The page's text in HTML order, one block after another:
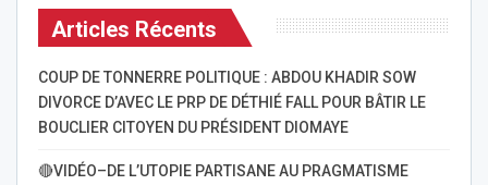
Articles Récents
COUP DE TONNERRE POLITIQUE : ABDOU KHADIR SOW
DIVORCE D’AVEC LE PRP DE DÉTHIÉ FALL POUR BÂTIR LE
BOUCLIER CITOYEN DU PRÉSIDENT DIOMAYE
🔴VIDÉO–DE L’UTOPIE PARTISANE AU PRAGMATISME